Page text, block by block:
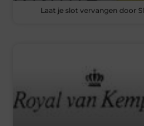
Laat je slot vervangen door